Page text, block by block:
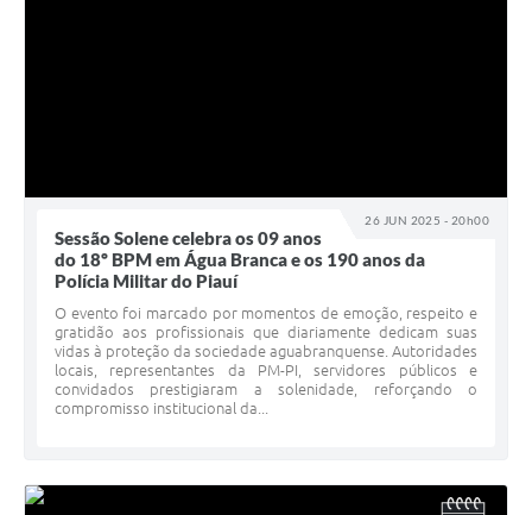
26 JUN 2025 - 20h00
Sessão Solene celebra os 09 anos
do 18º BPM em Água Branca e os 190 anos da
Polícia Militar do Piauí
O evento foi marcado por momentos de emoção, respeito e
gratidão aos profissionais que diariamente dedicam suas
vidas à proteção da sociedade aguabranquense. Autoridades
locais, representantes da PM-PI, servidores públicos e
convidados prestigiaram a solenidade, reforçando o
compromisso institucional da...